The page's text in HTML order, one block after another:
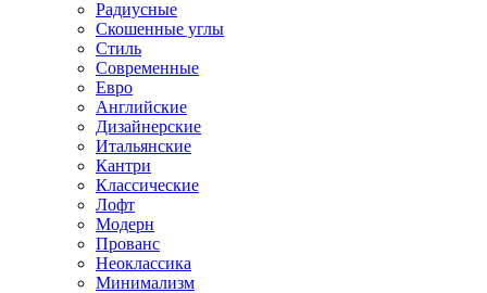
Радиусные
Скошенные углы
Стиль
Современные
Евро
Английские
Дизайнерские
Итальянские
Кантри
Классические
Лофт
Модерн
Прованс
Неоклассика
Минимализм